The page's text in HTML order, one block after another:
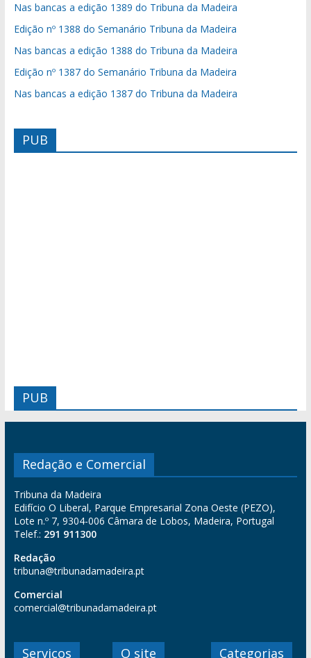
Nas bancas a edição 1389 do Tribuna da Madeira
Edição nº 1388 do Semanário Tribuna da Madeira
Nas bancas a edição 1388 do Tribuna da Madeira
Edição nº 1387 do Semanário Tribuna da Madeira
Nas bancas a edição 1387 do Tribuna da Madeira
PUB
PUB
Redação e Comercial
Tribuna da Madeira
Edifício O Liberal, Parque Empresarial Zona Oeste (PEZO),
Lote n.º 7, 9304-006 Câmara de Lobos, Madeira, Portugal
Telef.: 291 911300
Redação
tribuna@tribunadamadeira.pt
Comercial
comercial@tribunadamadeira.pt
Serviços O site Categorias